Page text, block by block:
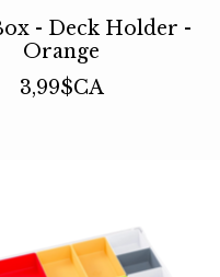
- Deck Holder -
Orange
3,99$CA